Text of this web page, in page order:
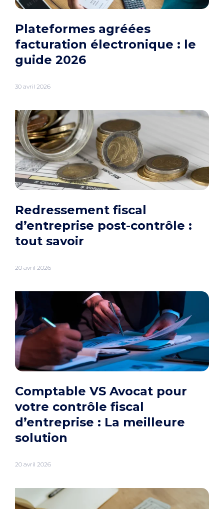
Plateformes agréées
facturation électronique : le
guide 2026
30 avril 2026
Redressement fiscal
d’entreprise post-contrôle :
tout savoir
20 avril 2026
Comptable VS Avocat pour
votre contrôle fiscal
d’entreprise : La meilleure
solution
20 avril 2026